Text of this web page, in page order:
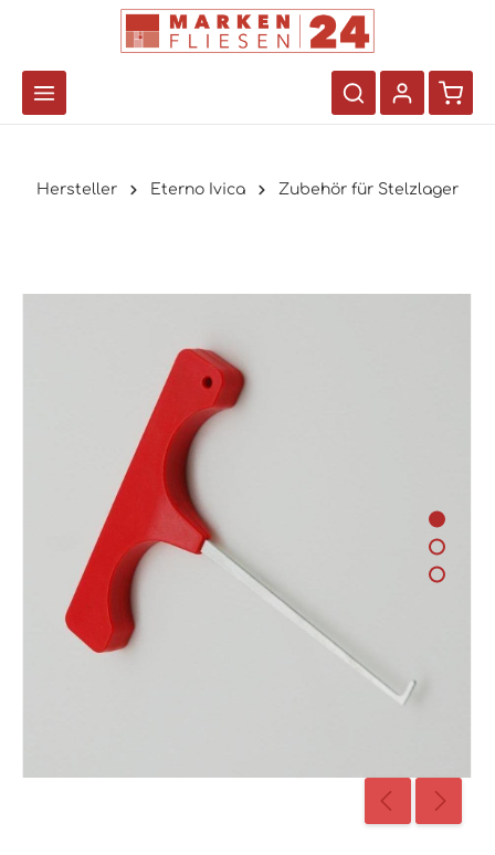
Hersteller Eterno Ivica Zubehör für Stelzlager